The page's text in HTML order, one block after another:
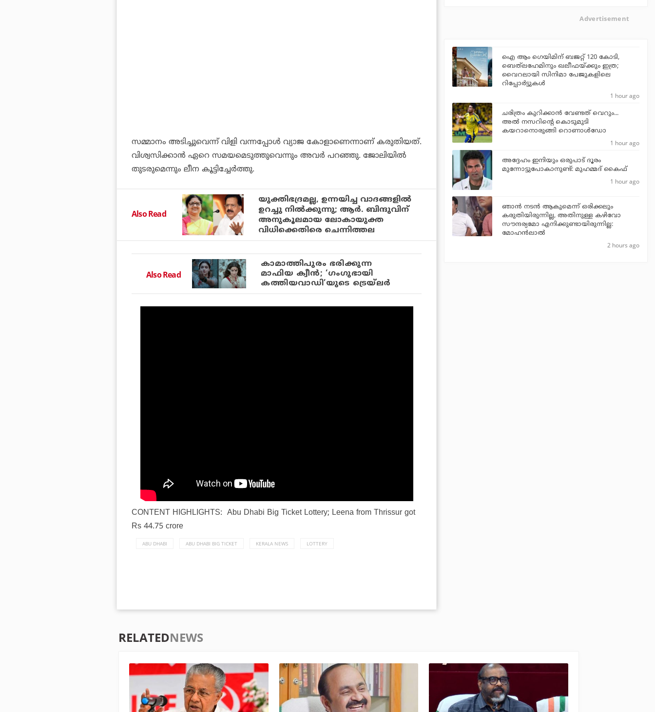
സമ്മാനം അടിച്ചുവെന്ന് വിളി വന്നപ്പോള്‍ വ്യാജ കോളാണെന്നാണ് കരുതിയത്.
വിശ്വസിക്കാന്‍ ഏറെ സമയമെടുത്തുവെന്നും അവര്‍ പറഞ്ഞു. ജോലിയില്‍
തുടരുമെന്നും ലീന കൂട്ടിച്ചേര്‍ത്തു.
Also Read
യുക്തിഭദ്രമല്ല, ഉന്നയിച്ച വാദങ്ങളില്‍
ഉറച്ചു നില്‍ക്കുന്നു; ആര്‍. ബിന്ദുവിന്
അനുകൂലമായ ലോകായുക്ത
വിധിക്കെതിരെ ചെന്നിത്തല
Also Read
കാമാത്തിപുരം ഭരിക്കുന്ന
മാഫിയ ക്വീന്‍; ‘ഗംഗുഭായി
കത്തിയവാഡി’യുടെ ട്രെയ്‌ലര്‍
CONTENT HIGHLIGHTS: Abu Dhabi Big Ticket Lottery; Leena from Thrissur got
Rs 44.75 crore
ABU DHABI ABU DHABI BIG TICKET KERALA NEWS LOTTERY
Advertisement
ഐ ആം ഗെയിമിന് ബജറ്റ് 120 കോടി,
ബെത്‌ലഹേമിനും ഖലീഫയ്ക്കും ഇത്ര;
വൈറലായി സിനിമാ പേജുകളിലെ
റിപ്പോര്‍ട്ടുകള്‍
1 hour ago
ചരിത്രം കുറിക്കാന്‍ വേണ്ടത് വെറും...
അല്‍ നസറിന്റെ കൊടുമുടി
കയറാനൊരുങ്ങി റൊണാള്‍ഡോ
1 hour ago
അദ്ദേഹം ഇനിയും ഒരുപാട് ദൂരം
മുന്നോട്ടുപോകാനുണ്ട്: മുഹമ്മദ് കൈഫ്
1 hour ago
ഞാൻ നടൻ ആകുമെന്ന് ഒരിക്കലും
കരുതിയിരുന്നില്ല, അതിനുള്ള കഴിവോ
സൗന്ദര്യമോ എനിക്കുണ്ടായിരുന്നില്ല:
മോഹൻലാൽ
2 hours ago
RELATEDNEWS